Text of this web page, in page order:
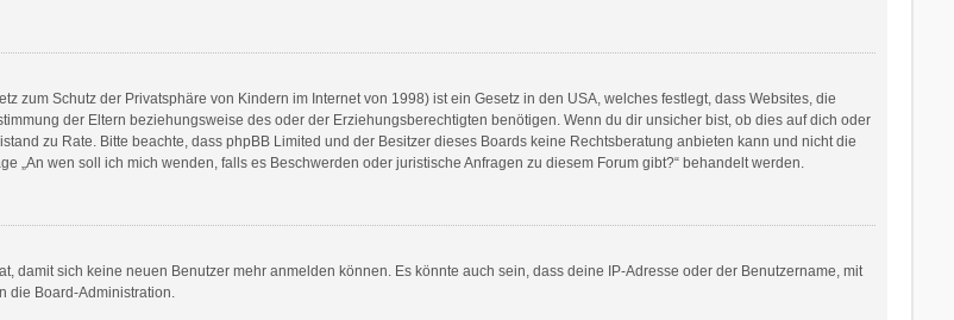
zum Schutz der Privatsphäre von Kindern im Internet von 1998) ist ein Gesetz in den USA, welches festlegt, dass Websites, die
der Eltern beziehungsweise des oder der Erziehungsberechtigten benötigen. Wenn du dir unsicher bist, ob dies auf dich oder
zu Rate. Bitte beachte, dass phpBB Limited und der Besitzer dieses Boards keine Rechtsberatung anbieten kann und nicht die
„An wen soll ich mich wenden, falls es Beschwerden oder juristische Anfragen zu diesem Forum gibt?“ behandelt werden.
damit sich keine neuen Benutzer mehr anmelden können. Es könnte auch sein, dass deine IP-Adresse oder der Benutzername, mit
die Board-Administration.